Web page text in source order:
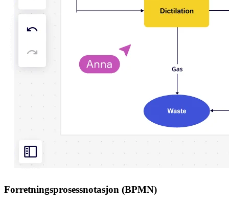
Forretningsprosessnotasjon (BPMN)